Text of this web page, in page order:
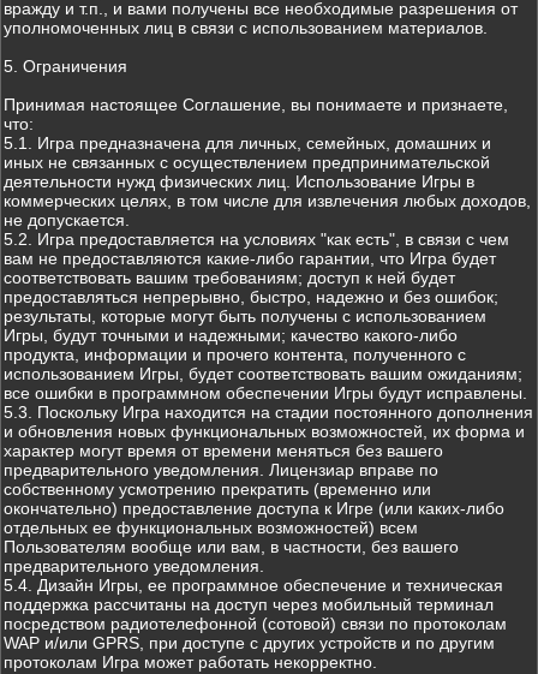
вражду и т.п., и вами получены все необходимые разрешения от
уполномоченных лиц в связи с использованием материалов.
5. Ограничения
Принимая настоящее Соглашение, вы понимаете и признаете,
что:
5.1. Игра предназначена для личных, семейных, домашних и
иных не связанных с осуществлением предпринимательской
деятельности нужд физических лиц. Использование Игры в
коммерческих целях, в том числе для извлечения любых доходов,
не допускается.
5.2. Игра предоставляется на условиях "как есть", в связи с чем
вам не предоставляются какие-либо гарантии, что Игра будет
соответствовать вашим требованиям; доступ к ней будет
предоставляться непрерывно, быстро, надежно и без ошибок;
результаты, которые могут быть получены с использованием
Игры, будут точными и надежными; качество какого-либо
продукта, информации и прочего контента, полученного с
использованием Игры, будет соответствовать вашим ожиданиям;
все ошибки в программном обеспечении Игры будут исправлены.
5.3. Поскольку Игра находится на стадии постоянного дополнения
и обновления новых функциональных возможностей, их форма и
характер могут время от времени меняться без вашего
предварительного уведомления. Лицензиар вправе по
собственному усмотрению прекратить (временно или
окончательно) предоставление доступа к Игре (или каких-либо
отдельных ее функциональных возможностей) всем
Пользователям вообще или вам, в частности, без вашего
предварительного уведомления.
5.4. Дизайн Игры, ее программное обеспечение и техническая
поддержка рассчитаны на доступ через мобильный терминал
посредством радиотелефонной (сотовой) связи по протоколам
WAP и/или GPRS, при доступе с других устройств и по другим
протоколам Игра может работать некорректно.